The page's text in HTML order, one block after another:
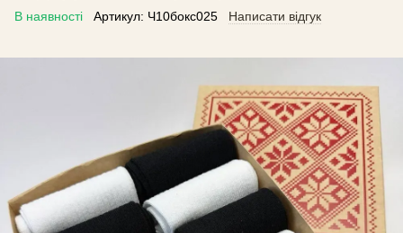
В наявності Артикул: Ч10бокс025 Написати відгук